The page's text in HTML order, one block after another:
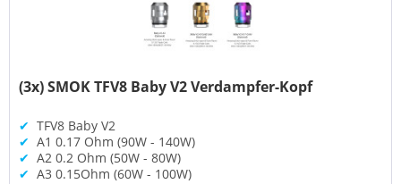
(3x) SMOK TFV8 Baby V2 Verdampfer-Kopf
✔ TFV8 Baby V2
✔ A1 0.17 Ohm (90W - 140W)
✔ A2 0.2 Ohm (50W - 80W)
✔ A3 0.15Ohm (60W - 100W)